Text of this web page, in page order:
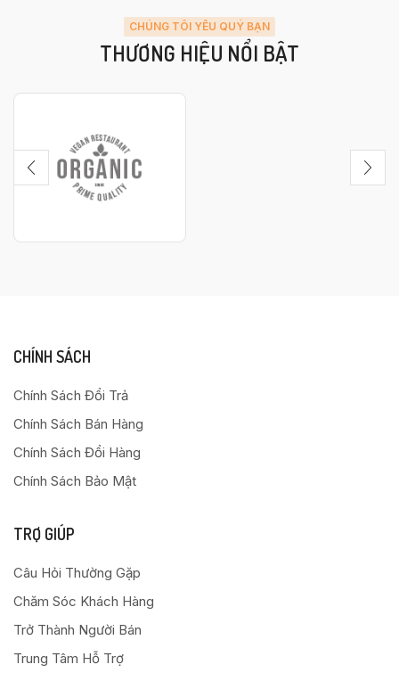
CHÚNG TÔI YÊU QUÝ BẠN
THƯƠNG HIỆU NỔI BẬT
CHÍNH SÁCH
Chính Sách Đổi Trả
Chính Sách Bán Hàng
Chính Sách Đổi Hàng
Chính Sách Bảo Mật
TRỢ GIÚP
Câu Hỏi Thường Gặp
Chăm Sóc Khách Hàng
Trở Thành Người Bán
Trung Tâm Hỗ Trợ